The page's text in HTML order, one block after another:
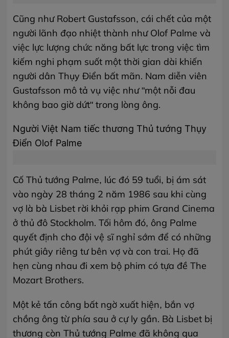
Cũng như Robert Gustafsson, cái chết của một
người lãnh đạo nhiệt thành như Olof Palme và
việc lực lượng chức năng bất lực trong việc tìm
kiếm nghi phạm suốt một thời gian dài khiến
người dân Thụy Điển bất mãn. Nam diễn viên
Gustafsson mô tả vụ việc như "một nỗi đau
không bao giờ dứt" trong lòng ông.
Người Việt Nam tiếc thương Thủ tướng Thụy
Điển Olof Palme
Cố Thủ tướng Palme, lúc đó 59 tuổi, bị ám sát
vào ngày 28 tháng 2 năm 1986 sau khi cùng
vợ là bà Lisbet rời khỏi rạp phim Grand Cinema
ở thủ đô Stockholm. Tối hôm đó, ông Palme
quyết định cho đội vệ sĩ nghỉ sớm để có những
phút giây riêng tư bên vợ và con trai. Họ đã
hẹn cùng nhau đi xem bộ phim có tựa đề The
Mozart Brothers.
Một kẻ tấn công bất ngờ xuất hiện, bắn vợ
chồng ông từ phía sau ở cự ly gần. Bà Lisbet bị
thương còn Thủ tướng Palme đã không qua